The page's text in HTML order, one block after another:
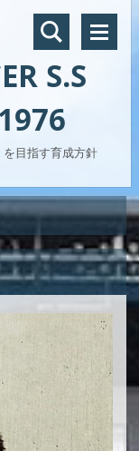
S.S
を目指す育成方針